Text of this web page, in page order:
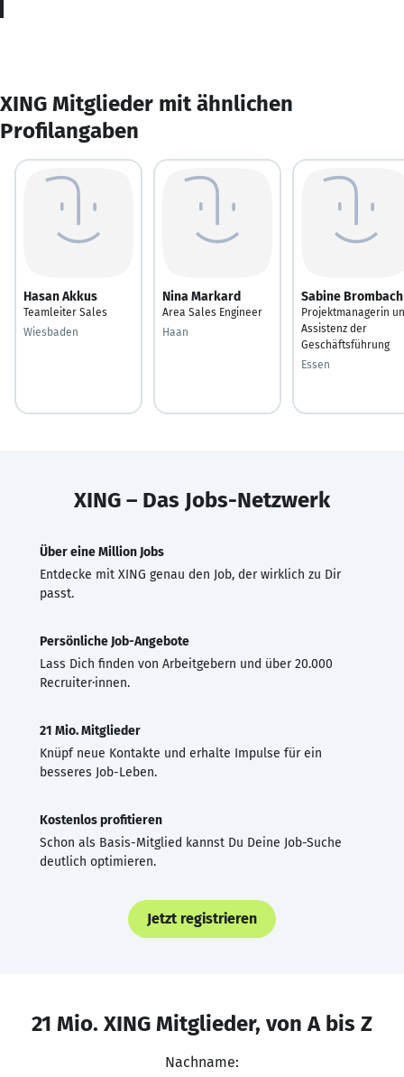
XING Mitglieder mit ähnlichen
Profilangaben
Hasan Akkus
Teamleiter Sales
Wiesbaden
Nina Markard
Area Sales Engineer
Haan
Sabine Brombach
Projektmanagerin
Assistenz der
Geschäftsführung
Essen
XING – Das Jobs-Netzwerk
Über eine Million Jobs
Entdecke mit XING genau den Job, der wirklich zu Dir
passt.
Persönliche Job-Angebote
Lass Dich finden von Arbeitgebern und über 20.000
Recruiter·innen.
21 Mio. Mitglieder
Knüpf neue Kontakte und erhalte Impulse für ein
besseres Job-Leben.
Kostenlos profitieren
Schon als Basis-Mitglied kannst Du Deine Job-Suche
deutlich optimieren.
Jetzt registrieren
21 Mio. XING Mitglieder, von A bis Z
Nachname: